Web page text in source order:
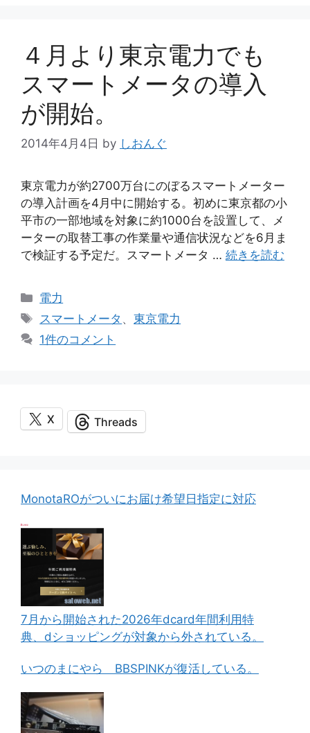
４月より東京電力でも
スマートメータの導入
が開始。
2014年4月4日 by しおんぐ
東京電力が約2700万台にのぼるスマートメーター
の導入計画を4月中に開始する。初めに東京都の小
平市の一部地域を対象に約1000台を設置して、メ
ーターの取替工事の作業量や通信状況などを6月ま
で検証する予定だ。スマートメータ … 続きを読む
カ
テ
リ
電力
タ
グ
スマートメータ 、東京電力
1件のコメント
X Threads
MonotaROがついにお届け希望日指定に対応
7月から開始された2026年dcard年間利用特
典、dショッピングが対象から外されている。
いつのまにやら BBSPINKが復活している。